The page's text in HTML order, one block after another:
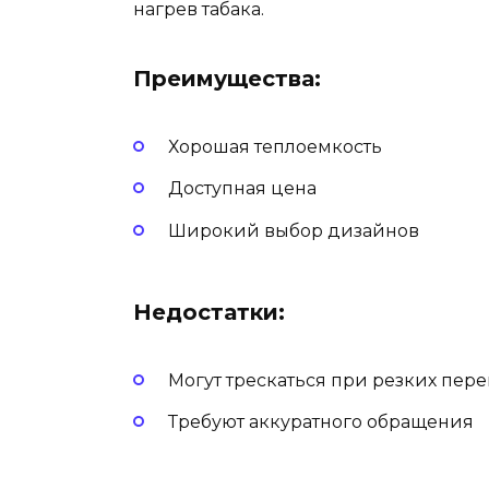
нагрев табака.
Преимущества:
Хорошая теплоемкость
Доступная цена
Широкий выбор дизайнов
Недостатки:
Могут трескаться при резких
Требуют аккуратного обращения